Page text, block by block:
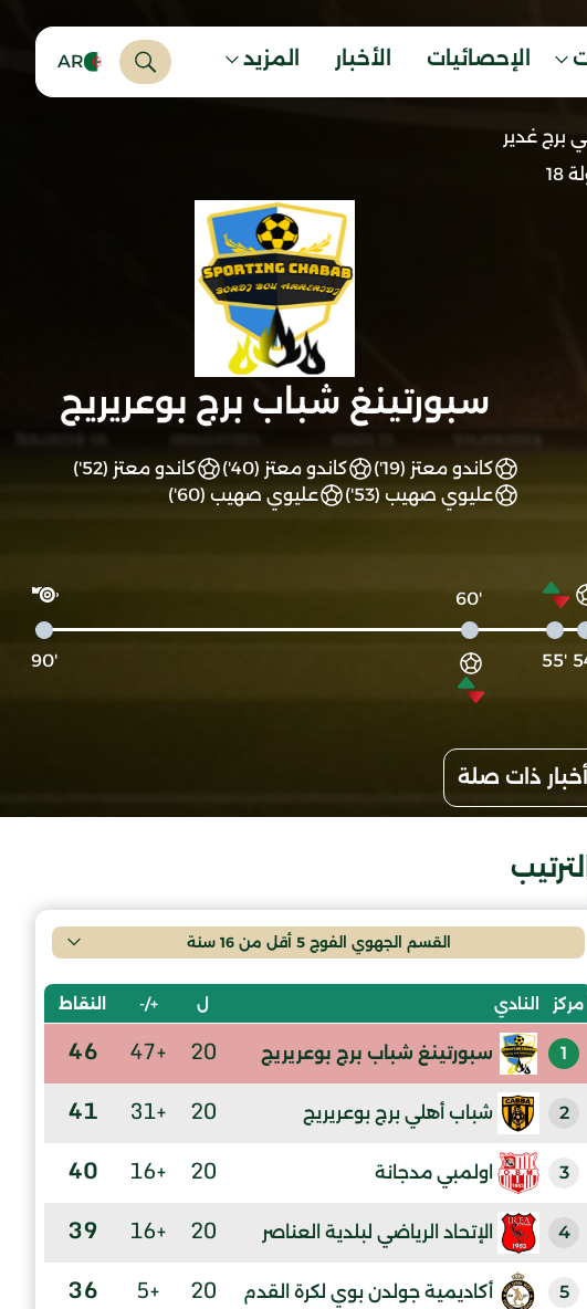
الإحصائيات الأخبار المزيد AR
برج غدير
18
سبورتينغ شباب برج بوعريريج
كاندو معتز (19') كاندو معتز (40')
كاندو معتز (52')
عليوي صهيب (53')
عليوي صهيب (60')
'55
'60
'90
أخبار ذات صلة
الترتيب
القسم الجهوي الفوج 5 أقل من 16 سنة
مركز النادي ل +/- النقاط
1 سبورتينغ شباب برج بوعريريج 20
+47
46
2 شباب أهلي برج بوعريريج 20
+31
41
3 اولمبي مدجانة 20
+16
40
4 الإتحاد الرياضي لبلدية العناصر 20
+16
39
5 أكاديمية جولدن بوي لكرة القدم 20
+5
36